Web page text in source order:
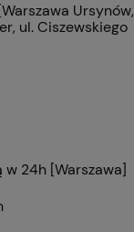
Ursynów,
ul. Ciszewskiego
w 24h [Warszawa]